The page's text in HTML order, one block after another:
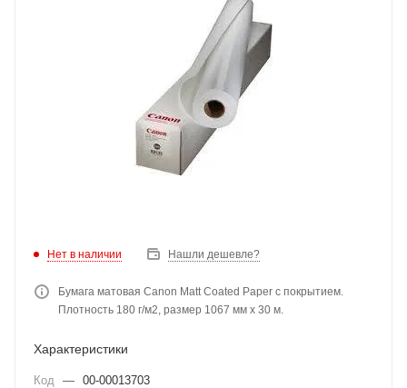
Нет в наличии Нашли дешевле?
Бумага матовая Canon Matt Coated Paper с покрытием.
Плотность 180 г/м2, размер 1067 мм х 30 м.
Характеристики
Код — 00-00013703